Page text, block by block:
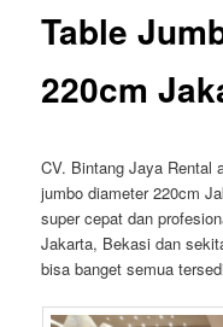
Table
220cm
CV. Bintang Jaya Rental
jumbo diameter 220cm
super cepat dan
Jakarta, Bekasi dan
bisa banget semua